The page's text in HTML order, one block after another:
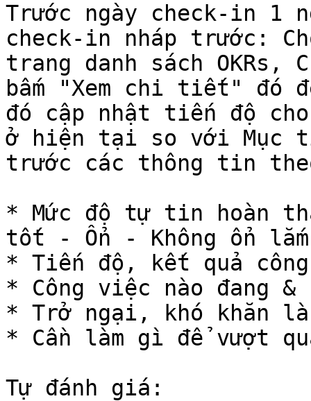
Trước ngày check-in 1
check-in nháp trước:
trang danh sách OKRs,
bấm "Xem chi tiết" đó
đó cập nhật tiến độ
ở hiện tại so với Mục
trước các thông tin
* Mức độ tự tin hoàn
tốt - Ổn - Không ổn
* Tiến độ, kết quả
* Công việc nào đang &
* Trở ngại, khó khăn
* Cần làm gì để vượt
Tự đánh giá: